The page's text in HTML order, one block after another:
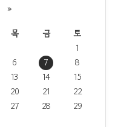
»
목 금
토
1
6 7
8
13 14
15
20 21
22
27 28
29